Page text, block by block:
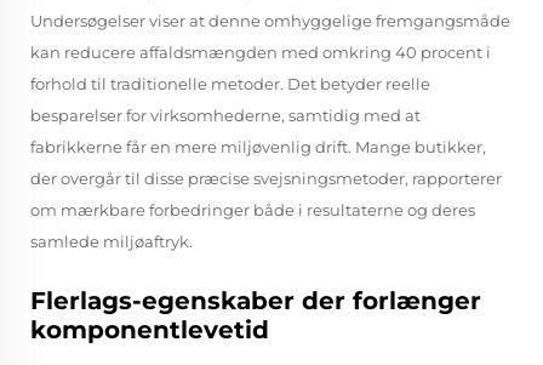
Undersøgelser viser at denne omhyggelige fremgangsmåde
kan reducere affaldsmængden med omkring 40 procent i
forhold til traditionelle metoder. Det betyder reelle
besparelser for virksomhederne, samtidig med at
fabrikkerne får en mere miljøvenlig drift. Mange butikker,
der overgår til disse præcise svejsningsmetoder, rapporterer
om mærkbare forbedringer både i resultaterne og deres
samlede miljøaftryk.
Flerlags-egenskaber der forlænger
komponentlevetid